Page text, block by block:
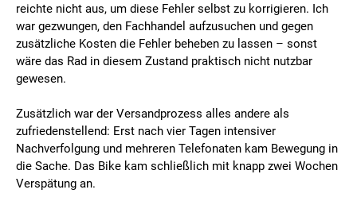
reichte nicht aus, um diese Fehler selbst zu korrigieren. Ich
war gezwungen, den Fachhandel aufzusuchen und gegen
zusätzliche Kosten die Fehler beheben zu lassen – sonst
wäre das Rad in diesem Zustand praktisch nicht nutzbar
gewesen.
Zusätzlich war der Versandprozess alles andere als
zufriedenstellend: Erst nach vier Tagen intensiver
Nachverfolgung und mehreren Telefonaten kam Bewegung in
die Sache. Das Bike kam schließlich mit knapp zwei Wochen
Verspätung an.